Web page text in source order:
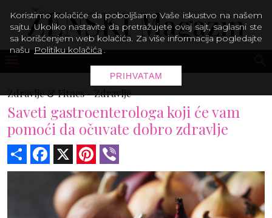
Zdravlje & Fitnes -Zdravlje
Saveti gastroenterologa koji će vam
pomoći da očuvate dobro zdravlje
Share Facebook Pinterest
Koristimo kolačiće da poboljšamo Vaše iskustvo na našem
sajtu. Ukoliko nastavite da pretražujete ovaj sajt, saglasni ste
sa korišćenjem web kolačića. Za više informacija pogledajte
našu Politiku kolačića .
PRIHVATAM